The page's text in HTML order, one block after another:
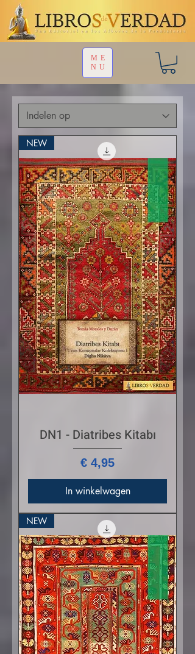
ME
NU
NEW
DN1 - Diatribes Kitabı
Prijs
€ 4,95
In winkelwagen
NEW